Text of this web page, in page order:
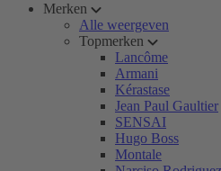
Merken
Alle weergeven
Topmerken
Lancôme
Armani
Kérastase
Jean Paul Gaultier
SENSAI
Hugo Boss
Montale